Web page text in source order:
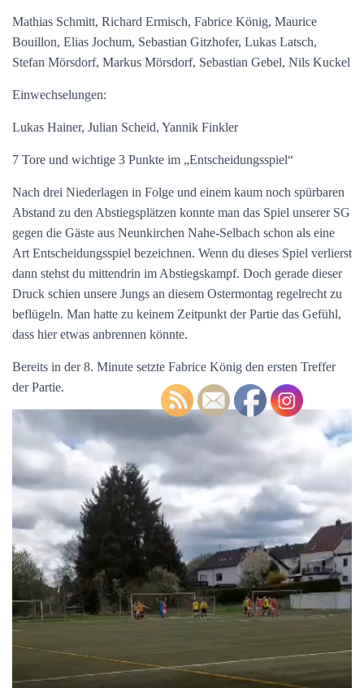
Mathias Schmitt, Richard Ermisch, Fabrice König, Maurice
Bouillon, Elias Jochum, Sebastian Gitzhofer, Lukas Latsch,
Stefan Mörsdorf, Markus Mörsdorf, Sebastian Gebel, Nils Kuckel
Einwechselungen:
Lukas Hainer, Julian Scheid, Yannik Finkler
7 Tore und wichtige 3 Punkte im „Entscheidungsspiel“
Nach drei Niederlagen in Folge und einem kaum noch spürbaren
Abstand zu den Abstiegsplätzen konnte man das Spiel unserer SG
gegen die Gäste aus Neunkirchen Nahe-Selbach schon als eine
Art Entscheidungsspiel bezeichnen. Wenn du dieses Spiel verlierst
dann stehst du mittendrin im Abstiegskampf. Doch gerade dieser
Druck schien unsere Jungs an diesem Ostermontag regelrecht zu
beflügeln. Man hatte zu keinem Zeitpunkt der Partie das Gefühl,
dass hier etwas anbrennen könnte.
Bereits in der 8. Minute setzte Fabrice König den ersten Treffer
der Partie.